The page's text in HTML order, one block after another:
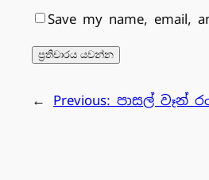
Save my name, email,
← Previous: පාසල් වෑන්